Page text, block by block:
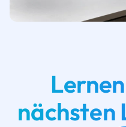
nächsten